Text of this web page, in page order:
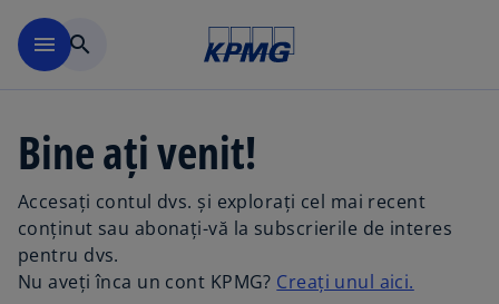
menu search
Bine ați venit!
Accesați contul dvs. și explorați cel mai recent
conținut sau abonați-vă la subscrierile de interes
pentru dvs.
Nu aveți înca un cont KPMG? Creați unul aici.